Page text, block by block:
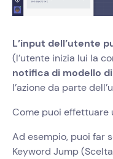
L’input dell’utente
(l’utente inizia lui la
notifica di modello
l’azione da parte
Come puoi effettuare
Ad esempio, puoi far
Keyword Jump